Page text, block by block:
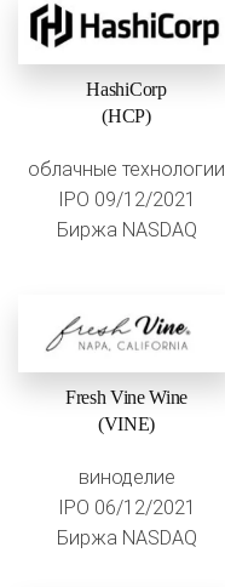
HashiCorp
(HCP)
облачные технологии
IPO 09/12/2021
Биржа NASDAQ
Fresh Vine Wine
(VINE)
виноделие
IPO 06/12/2021
Биржа NASDAQ